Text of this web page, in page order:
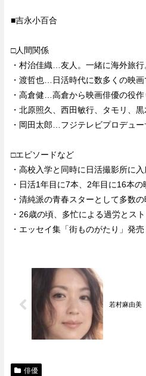
■吉永小百合
□人間関係
・村治佳織…友人。一緒に海外旅行
・渡哲也…日活時代に数多くの映画
・高倉健…高倉から映画俳優の役作
・北原照久、西田敏行、タモリ、
・岡田太郎…フジテレビプロデュ
□エピソードなど
・高校入学と同時に日活撮影所に入
・日活1年目に7本、2年目に16本の
・清純派の青春スターとして多数の
・26歳の頃、多忙による過労とス
・エッセイ集「街ものがたり」発売
若村麻由美
俳優